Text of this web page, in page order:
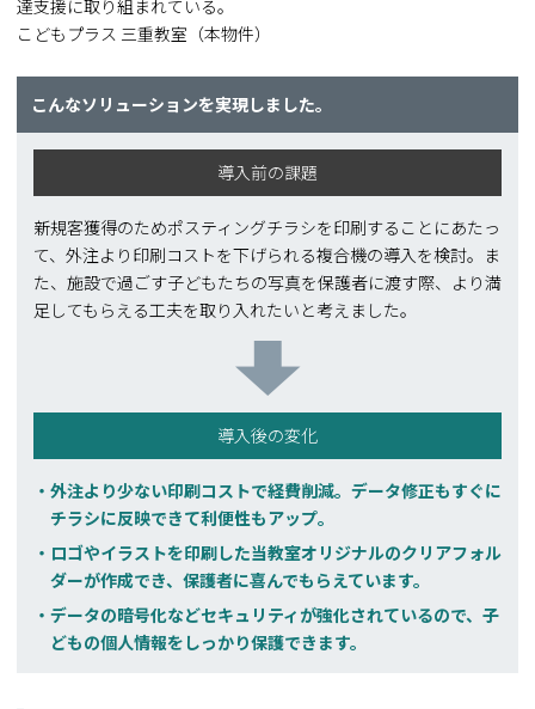
達支援に取り組まれている。
こどもプラス 三重教室（本物件）
こんなソリューションを実現しました。
導入前の課題
新規客獲得のためポスティングチラシを印刷することにあたっ
て、外注より印刷コストを下げられる複合機の導入を検討。ま
た、施設で過ごす子どもたちの写真を保護者に渡す際、より満
足してもらえる工夫を取り入れたいと考えました。
導入後の変化
外注より少ない印刷コストで経費削減。データ修正もすぐに
チラシに反映できて利便性もアップ。
ロゴやイラストを印刷した当教室オリジナルのクリアフォル
ダーが作成でき、保護者に喜んでもらえています。
データの暗号化などセキュリティが強化されているので、子
どもの個人情報をしっかり保護できます。